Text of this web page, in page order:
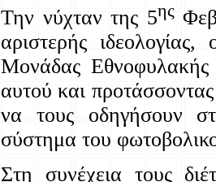
Την νύχταν της 5ης
αριστερής
Μονάδας
αυτού και
να τους οδηγήσουν
σύστημα του
Στη συνέχεια τους